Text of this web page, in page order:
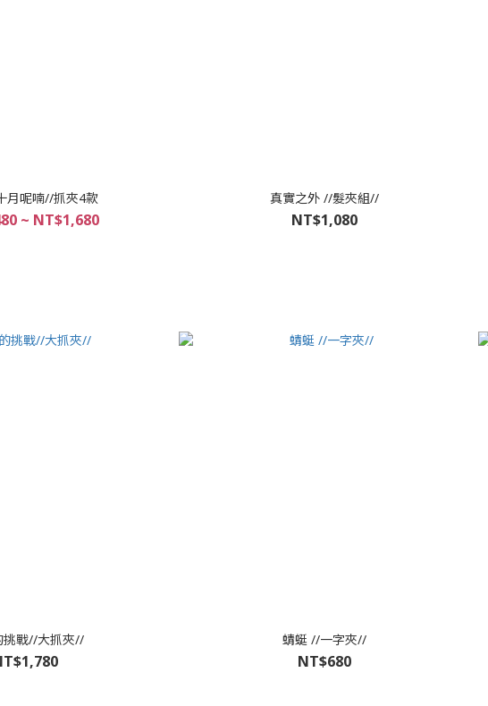
月呢喃//抓夾4款
~ NT$1,680
真實之外 //髮夾組//
NT$1,080
挑戰//大抓夾// 蜻蜓 //一字夾//
NT$680